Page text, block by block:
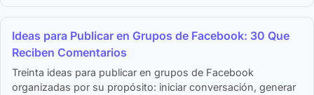
Ideas para Publicar en Grupos de Facebook: 30 Que
Reciben Comentarios
Treinta ideas para publicar en grupos de Facebook
organizadas por su propósito: iniciar conversación, generar